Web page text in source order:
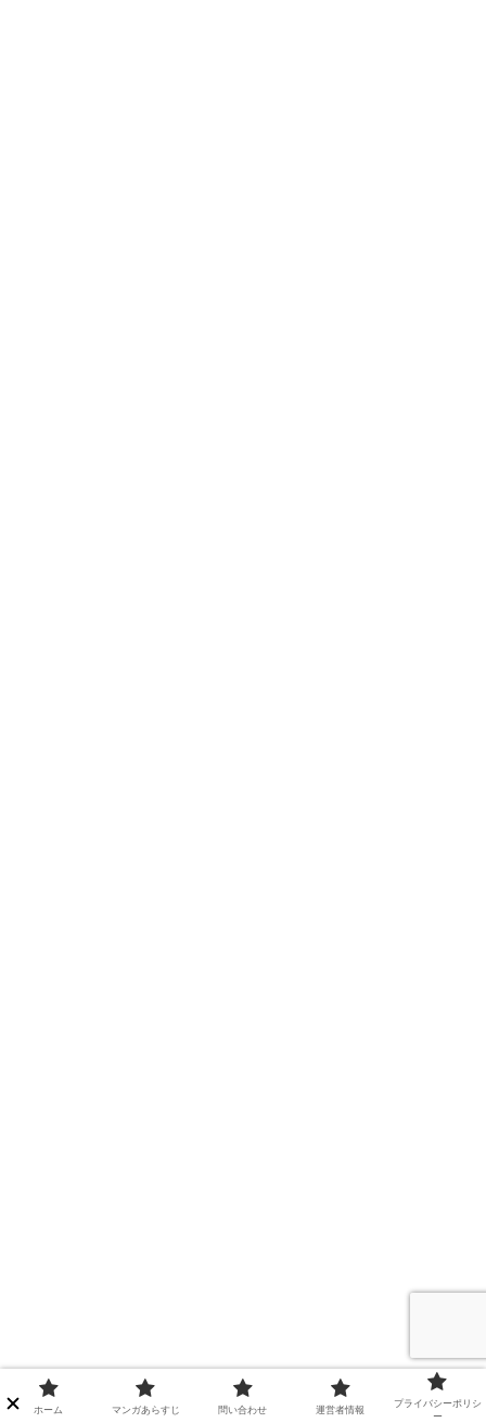
ホーム マンガあらすじ 問い合わせ 運営者情報
プライバシーポリシ
ー